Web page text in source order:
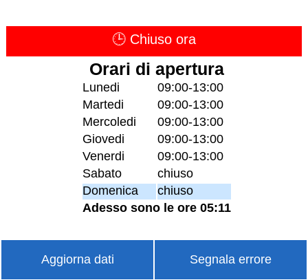
🕒 Chiuso ora
Orari di apertura
Lunedi
09:00-13:00
Martedi
09:00-13:00
Mercoledi
09:00-13:00
Giovedi
09:00-13:00
Venerdi
09:00-13:00
Sabato
chiuso
Domenica
chiuso
Adesso sono le ore 05:11
Aggiorna dati Segnala errore